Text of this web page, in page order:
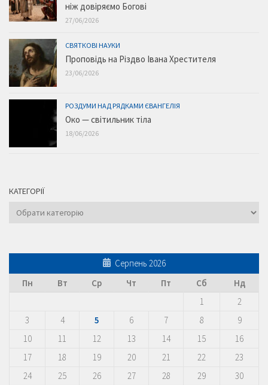
ніж довіряємо Богові
27/06/2026
СВЯТКОВІ НАУКИ
Проповідь на Різдво Івана Хрестителя
23/06/2026
РОЗДУМИ НАД РЯДКАМИ ЄВАНГЕЛІЯ
Око — світильник тіла
18/06/2026
КАТЕГОРІЇ
Категорії
Серпень 2026
Пн
Вт Ср Чт Пт Сб
Нд
1
2
3
4 5 6 7 8
9
10
11 12 13 14 15
16
17
18 19 20 21 22
23
24
25 26 27 28 29
30